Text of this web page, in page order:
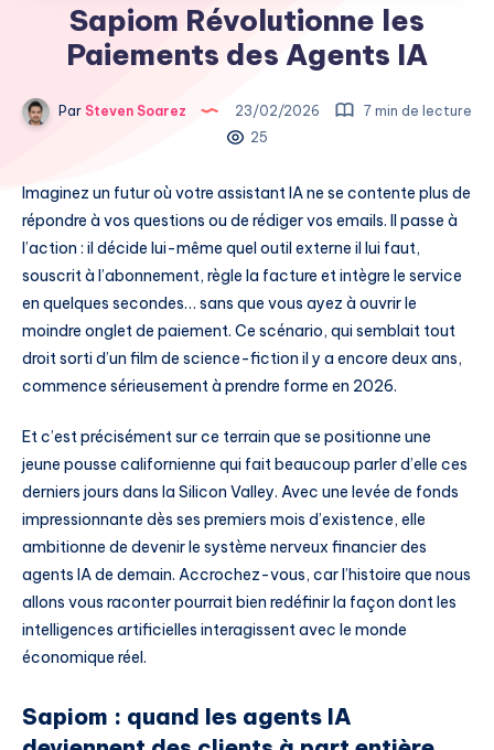
Sapiom Révolutionne les
Paiements des Agents IA
Par Steven Soarez 23/02/2026
7 min de lecture
25
Imaginez un futur où votre assistant IA ne se contente plus de
répondre à vos questions ou de rédiger vos emails. Il passe à
l’action : il décide lui-même quel outil externe il lui faut,
souscrit à l’abonnement, règle la facture et intègre le service
en quelques secondes… sans que vous ayez à ouvrir le
moindre onglet de paiement. Ce scénario, qui semblait tout
droit sorti d’un film de science-fiction il y a encore deux ans,
commence sérieusement à prendre forme en 2026.
Et c’est précisément sur ce terrain que se positionne une
jeune pousse californienne qui fait beaucoup parler d’elle ces
derniers jours dans la Silicon Valley. Avec une levée de fonds
impressionnante dès ses premiers mois d’existence, elle
ambitionne de devenir le système nerveux financier des
agents IA de demain. Accrochez-vous, car l’histoire que nous
allons vous raconter pourrait bien redéfinir la façon dont les
intelligences artificielles interagissent avec le monde
économique réel.
Sapiom : quand les agents IA